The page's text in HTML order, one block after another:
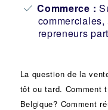
Commerce :
repreneurs
La question de la
tôt ou tard. Comment
Belgique? Comment